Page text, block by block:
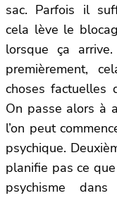
sac. Parfois il
cela lève le
lorsque ça
premièrement,
choses factuelles
On passe alors à
l’on peut
psychique.
planifie pas ce
psychisme